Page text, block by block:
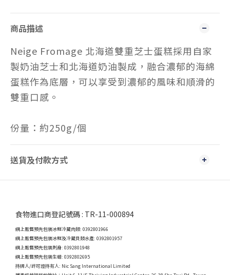
商品描述
Neige Fromage 北海道雙重芝士蛋糕採用自家
製奶油芝士和北海道奶油製成，融合濃郁的海綿
蛋糕作為底層，可以享受到濃郁的風味和順滑的
雙重口感。
份量：約250g/個
送貨及付款方式
食物進口商登記號碼 : TR-11-000894
網上販售預先包裝冰鮮冷藏肉類: 0392801966
網上販售預先包裝冰鮮及冷藏貝類水產: 0392801957
網上販售預先包裝刺身: 0392801948
網上販售預先包裝生蠔: 0392802695
持牌人/許可證持有人: Nic Sang International Limited